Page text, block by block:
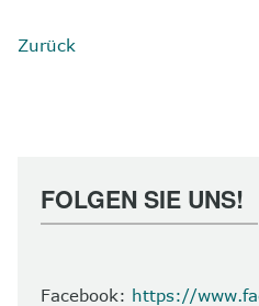
Zurück
FOLGEN SIE UNS!
Facebook: https://